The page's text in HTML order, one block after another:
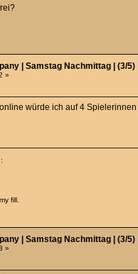
| Samstag Nachmittag | (3/5)
»
würde ich auf 4
fill.
| Samstag Nachmittag | (3/5)
»